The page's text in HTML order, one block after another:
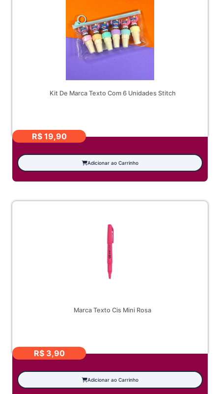
Kit De Marca Texto Com 6 Unidades Stitch
R$19,90
Adicionar ao Carrinho
Marca Texto Cis Mini Rosa
R$3,90
Adicionar ao Carrinho